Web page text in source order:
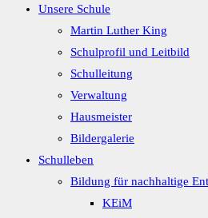
Unsere Schule
Martin Luther King
Schulprofil und Leitbild
Schulleitung
Verwaltung
Hausmeister
Bildergalerie
Schulleben
Bildung für nachhaltige
KEiM